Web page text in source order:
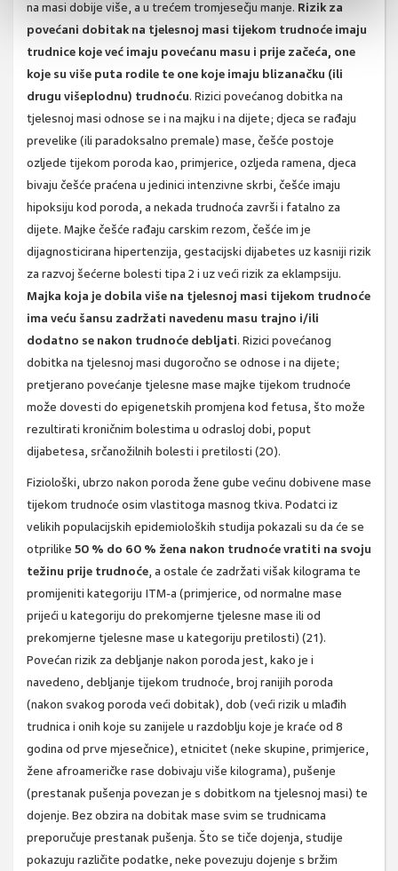
na masi dobije više, a u trećem tromjesečju manje. Rizik za
povećani dobitak na tjelesnoj masi tijekom trudnoće imaju
trudnice koje već imaju povećanu masu i prije začeća, one
koje su više puta rodile te one koje imaju blizanačku (ili
drugu višeplodnu) trudnoću. Rizici povećanog dobitka na
tjelesnoj masi odnose se i na majku i na dijete; djeca se rađaju
prevelike (ili paradoksalno premale) mase, češće postoje
ozljede tijekom poroda kao, primjerice, ozljeda ramena, djeca
bivaju češće praćena u jedinici intenzivne skrbi, češće imaju
hipoksiju kod poroda, a nekada trudnoća završi i fatalno za
dijete. Majke češće rađaju carskim rezom, češće im je
dijagnosticirana hipertenzija, gestacijski dijabetes uz kasniji rizik
za razvoj šećerne bolesti tipa 2 i uz veći rizik za eklampsiju.
Majka koja je dobila više na tjelesnoj masi tijekom trudnoće
ima veću šansu zadržati navedenu masu trajno i/ili
dodatno se nakon trudnoće debljati. Rizici povećanog
dobitka na tjelesnoj masi dugoročno se odnose i na dijete;
pretjerano povećanje tjelesne mase majke tijekom trudnoće
može dovesti do epigenetskih promjena kod fetusa, što može
rezultirati kroničnim bolestima u odrasloj dobi, poput
dijabetesa, srčanožilnih bolesti i pretilosti (20).
Fiziološki, ubrzo nakon poroda žene gube većinu dobivene mase
tijekom trudnoće osim vlastitoga masnog tkiva. Podatci iz
velikih populacijskih epidemioloških studija pokazali su da će se
otprilike 50 % do 60 % žena nakon trudnoće vratiti na svoju
težinu prije trudnoće, a ostale će zadržati višak kilograma te
promijeniti kategoriju ITM-a (primjerice, od normalne mase
prijeći u kategoriju do prekomjerne tjelesne mase ili od
prekomjerne tjelesne mase u kategoriju pretilosti) (21).
Povećan rizik za debljanje nakon poroda jest, kako je i
navedeno, debljanje tijekom trudnoće, broj ranijih poroda
(nakon svakog poroda veći dobitak), dob (veći rizik u mlađih
trudnica i onih koje su zanijele u razdoblju koje je kraće od 8
godina od prve mjesečnice), etnicitet (neke skupine, primjerice,
žene afroameričke rase dobivaju više kilograma), pušenje
(prestanak pušenja povezan je s dobitkom na tjelesnoj masi) te
dojenje. Bez obzira na dobitak mase svim se trudnicama
preporučuje prestanak pušenja. Što se tiče dojenja, studije
pokazuju različite podatke, neke povezuju dojenje s bržim